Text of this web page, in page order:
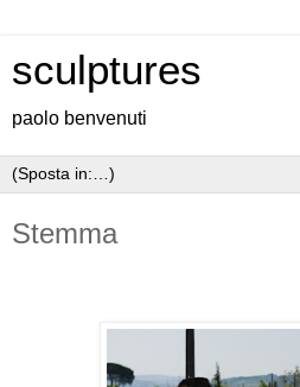
sculptures
paolo benvenuti
Stemma